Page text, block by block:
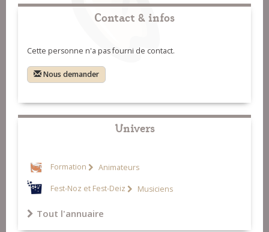
Contact & infos
Cette personne n'a pas fourni de contact.
Nous demander
Univers
Formation Animateurs
Fest-Noz et Fest-Deiz Musiciens
Tout l'annuaire